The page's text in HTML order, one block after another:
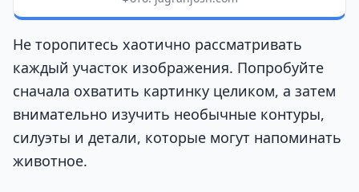
Не торопитесь хаотично рассматривать
каждый участок изображения. Попробуйте
сначала охватить картинку целиком, а затем
внимательно изучить необычные контуры,
силуэты и детали, которые могут напоминать
животное.